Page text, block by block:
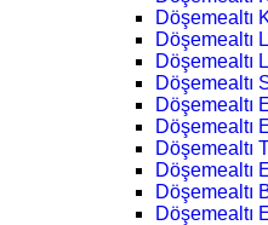
Döşemealtı
Döşemealtı
Döşemealtı
Döşemealtı
Döşemealtı
Döşemealtı
Döşemealtı
Döşemealtı
Döşemealtı
Döşemealtı